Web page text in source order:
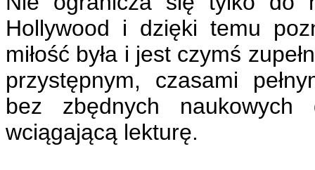
Hollywood i dzięki temu
miłość była i jest czymś
przystępnym, czasami
bez zbędnych naukowych
wciągającą lekturę.